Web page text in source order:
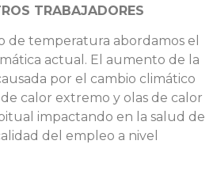
TRABAJADORES
de temperatura abordamos el
actual. El aumento de la
por el cambio climático
calor extremo y olas de calor
impactando en la salud de
del empleo a nivel